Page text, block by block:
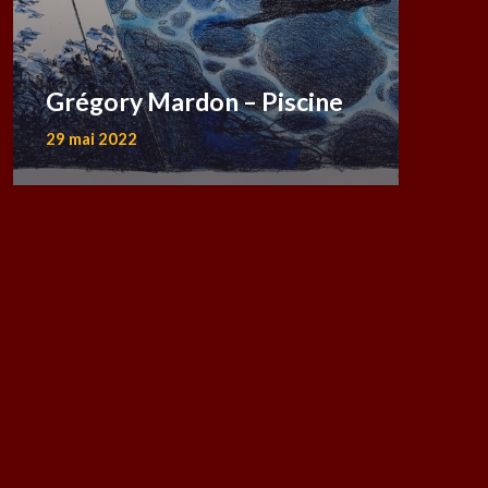
Grégory Mardon – Piscine
29 mai 2022